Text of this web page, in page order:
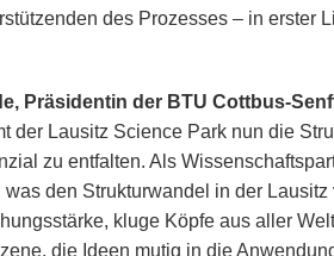
des Prozesses – in erster
Präsidentin der BTU Cottbus-
der Lausitz Science Park nun die
zu entfalten. Als
den Strukturwandel in der Lausitz
kluge Köpfe aus aller
die Ideen mutig in die